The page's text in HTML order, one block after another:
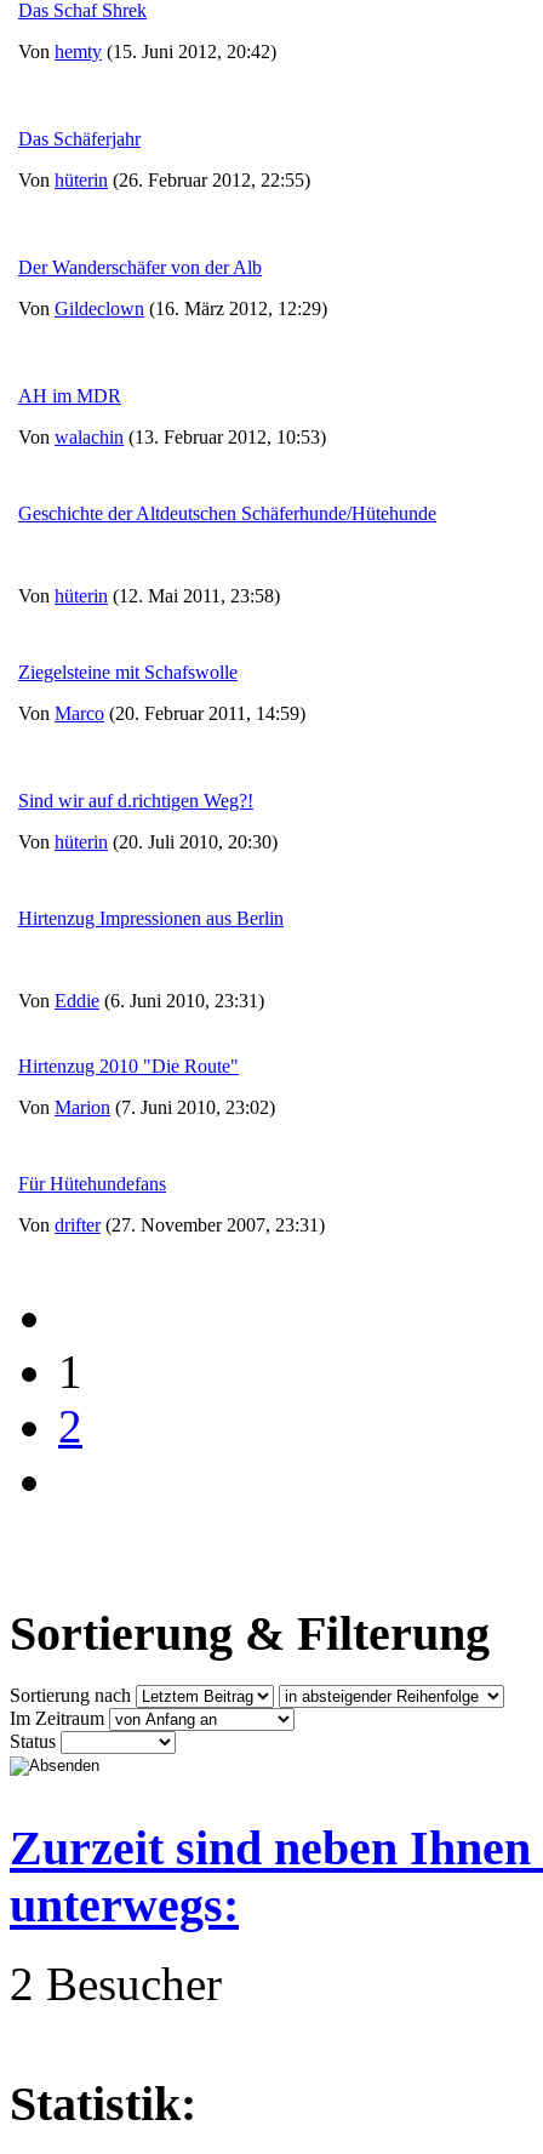
Das Schaf Shrek
Von hemty (15. Juni 2012, 20:42)
Das Schäferjahr
Von hüterin (26. Februar 2012, 22:55)
Der Wanderschäfer von der Alb
Von Gildeclown (16. März 2012, 12:29)
AH im MDR
Von walachin (13. Februar 2012, 10:53)
Geschichte der Altdeutschen Schäferhunde/Hütehunde
Von hüterin (12. Mai 2011, 23:58)
Ziegelsteine mit Schafswolle
Von Marco (20. Februar 2011, 14:59)
Sind wir auf d.richtigen Weg?!
Von hüterin (20. Juli 2010, 20:30)
Hirtenzug Impressionen aus Berlin
Von Eddie (6. Juni 2010, 23:31)
Hirtenzug 2010 "Die Route"
Von Marion (7. Juni 2010, 23:02)
Für Hütehundefans
Von drifter(27. November 2007, 23:31)
1
2
Sortierung & Filterung
Sortierung nach
Im Zeitraum
Status
Zurzeit sind neben
unterwegs:
2 Besucher
Statistik: